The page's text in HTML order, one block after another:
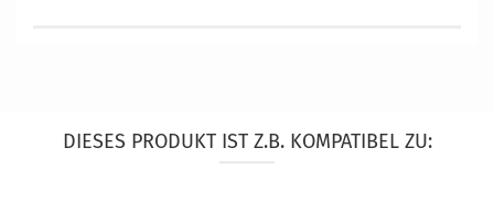
DIESES PRODUKT IST Z.B. KOMPATIBEL ZU: